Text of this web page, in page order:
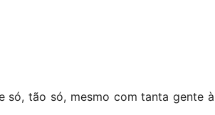
tão só, mesmo com tanta gente à